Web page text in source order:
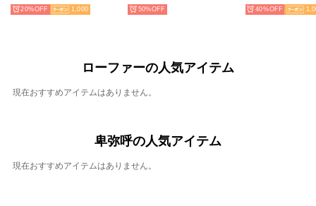
20% 1,000 50% 40%
ローファーの人気アイテム
現在おすすめアイテムはありません。
卑弥呼の人気アイテム
現在おすすめアイテムはありません。